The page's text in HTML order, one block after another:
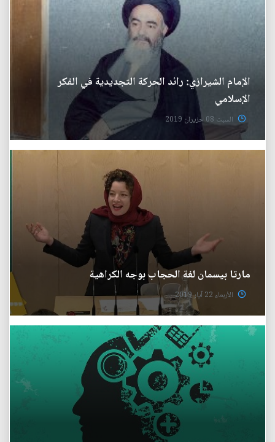
الإمام الشيرازي: رائد الحركة التجديدية في الفكر
الإسلامي
السبت 08 حزيران 2019
مارتا بيسمان لغة الحجاب بوجه الكراهية
الأربعاء 22 آيار 2019